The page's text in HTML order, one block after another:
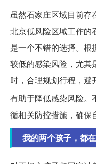
虽然石家庄区域目前
北京低风险区域工作的
是一个不错的选择。
较低的感染风险，尤其
时，合理规划行程，
有助于降低感染风险。
循相关防控措施，确保
我的两个孩子，都